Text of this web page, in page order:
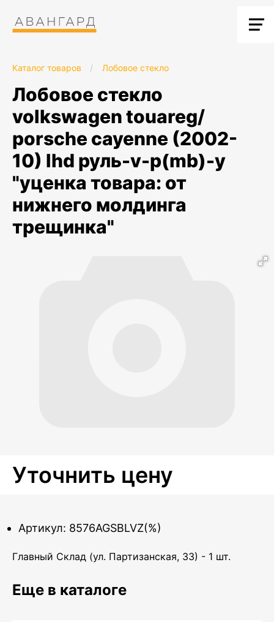
Каталог товаров / Лобовое стекло
лобовое стекло
volkswagen touareg/
porsche cayenne (2002-
10) lhd руль-v-p(mb)-y
"уценка товара: от
нижнего молдинга
трещинка"
Уточнить цену
Артикул: 8576AGSBLVZ(%)
Главный Склад (ул. Партизанская, 33) - 1 шт.
Еще в каталоге